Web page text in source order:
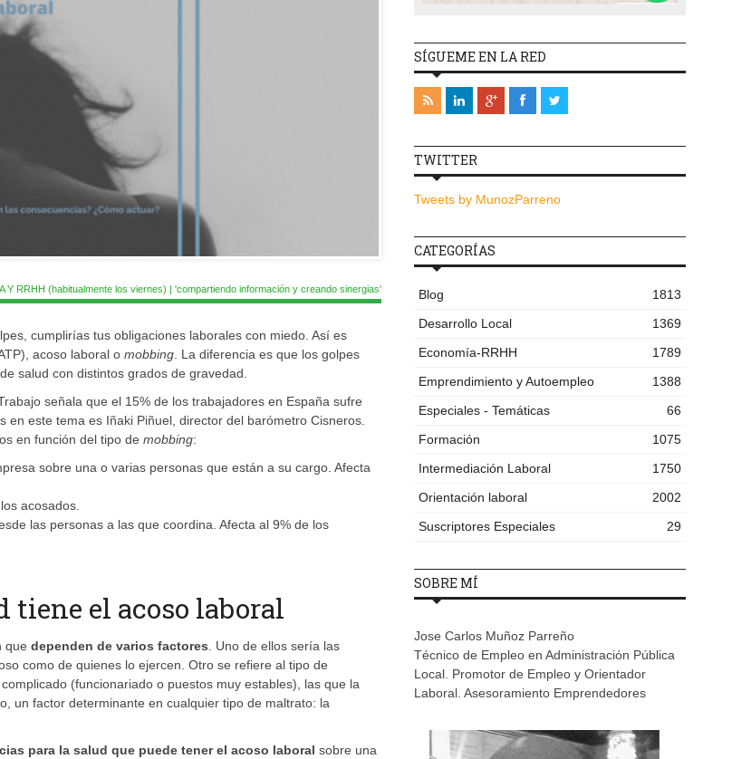
Y RRHH (habitualmente los viernes) | 'compartiendo información y creando sinergias'
cumplirías tus obligaciones laborales con miedo. Así es
acoso laboral o mobbing. La diferencia es que los golpes
salud con distintos grados de gravedad.
señala que el 15% de los trabajadores en España sufre
este tema es Iñaki Piñuel, director del barómetro Cisneros.
en función del tipo de mobbing:
sobre una o varias personas que están a su cargo. Afecta
acosados.
las personas a las que coordina. Afecta al 9% de los
tiene el acoso laboral
que dependen de varios factores. Uno de ellos sería las
como de quienes lo ejercen. Otro se refiere al tipo de
(funcionariado o puestos muy estables), las que la
un factor determinante en cualquier tipo de maltrato: la
para la salud que puede tener el acoso laboral sobre una
SÍGUEME EN LA RED
TWITTER
Tweets by MunozParreno
CATEGORÍAS
Blog
1813
Desarrollo Local
1369
Economía-RRHH
1789
Emprendimiento y Autoempleo
1388
Especiales - Temáticas
66
Formación
1075
Intermediación Laboral
1750
Orientación laboral
2002
Suscriptores Especiales
29
SOBRE MÍ
Jose Carlos Muñoz Parreño
Técnico de Empleo en Administración Pública
Local. Promotor de Empleo y Orientador
Laboral. Asesoramiento Emprendedores